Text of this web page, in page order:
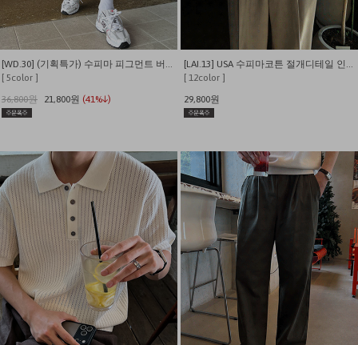
[WD.30] (기획특가) 수피마 피그먼트 버뮤다 와이드 쇼츠
[ 5color ]
36,800원
21,800원 (41%↓)
[LAI.13] USA 수피마코튼 절개디테일 인생 반팔티
[ 12color ]
29,800원